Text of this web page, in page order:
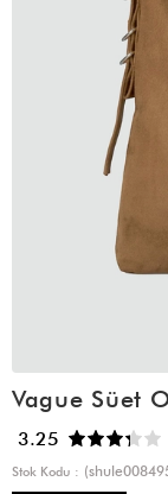
Vague Süet
3.25
Stok Kodu